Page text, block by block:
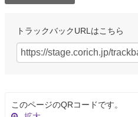
トラックバックURLはこちら
このページのQRコードです。